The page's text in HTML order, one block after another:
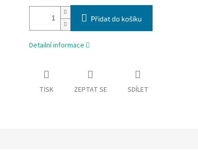
Přidat do košíku
Detailní informace
TISK ZEPTAT SE SDÍLET